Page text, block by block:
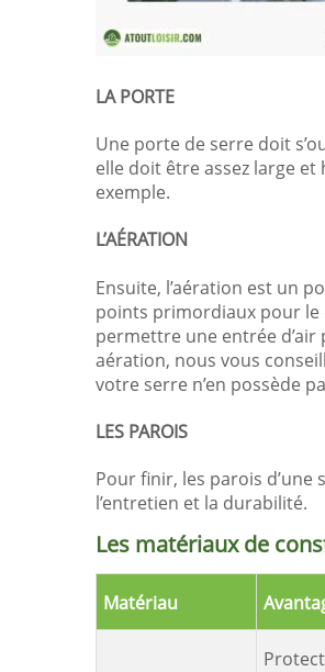
LA PORTE
Une porte de serre doit
elle doit être assez large
exemple.
L’AÉRATION
Ensuite, l’aération est un
points primordiaux pour le
permettre une entrée d’air
aération, nous vous
votre serre n’en possède
LES PAROIS
Pour finir, les parois
l’entretien et la durabilité.
Les matériaux de
Matériau